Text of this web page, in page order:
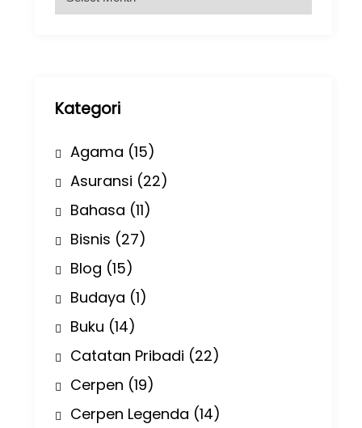
r
Kategori
Agama (15)
Asuransi (22)
Bahasa (11)
Bisnis (27)
Blog (15)
Budaya (1)
Buku (14)
Catatan Pribadi (22)
Cerpen (19)
Cerpen Legenda (14)